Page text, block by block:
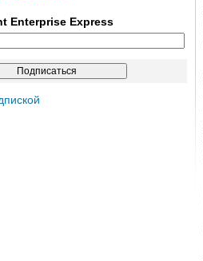
Enterprise Express